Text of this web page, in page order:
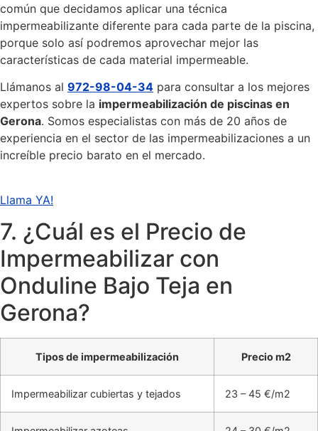
común que decidamos aplicar una técnica
impermeabilizante diferente para cada parte de la piscina,
porque solo así podremos aprovechar mejor las
características de cada material impermeable.
Llámanos al 972-98-04-34 para consultar a los mejores
expertos sobre la impermeabilización de piscinas en
Gerona. Somos especialistas con más de 20 años de
experiencia en el sector de las impermeabilizaciones a un
increíble precio barato en el mercado.
Llama YA!
7. ¿Cuál es el Precio de
Impermeabilizar con
Onduline Bajo Teja en
Gerona?
Tipos de impermeabilización Precio m2
Impermeabilizar cubiertas y tejados 23 – 45 €/m2